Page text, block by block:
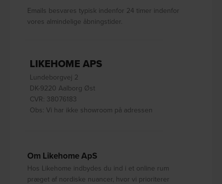
Emails besvares typisk indenfor 24 timer indenfor
vores almindelige åbningstider.
LIKEHOME APS
Lundeborgvej 2
DK-9220 Aalborg Øst
CVR: 38076183
Obs: Vi har ikke showroom på adressen
Om Likehome ApS
Hos Likehome indbydes du ind i et online rum
præget af nordiske nuancer, hvor vi prioriterer